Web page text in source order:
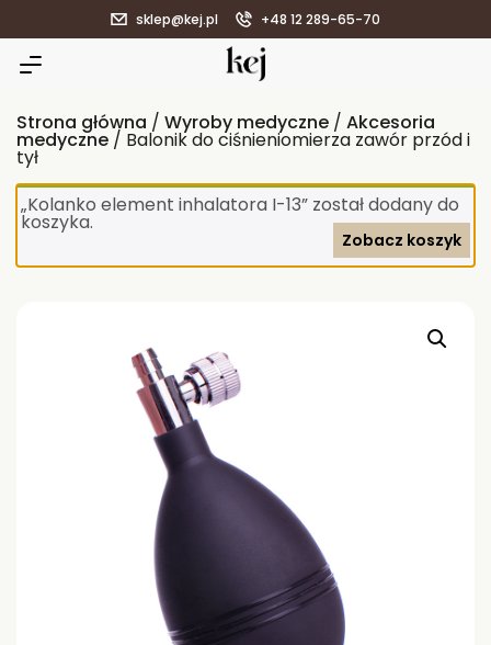
sklep@kej.pl +48 12 289-65-70
Strona główna / Wyroby medyczne / Akcesoria
medyczne / Balonik do ciśnieniomierza zawór przód i
tył
„Kolanko element inhalatora I-13” został dodany do
koszyka.
Zobacz koszyk